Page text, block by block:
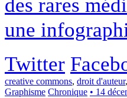
des rares
une
Twitter
creative commons, droit d'auteur,
Graphisme Chronique • 14